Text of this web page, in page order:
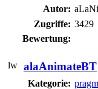
Autor:
Zugriffe: 3429
Bewertung:
alaAnimateBT
Kategorie: